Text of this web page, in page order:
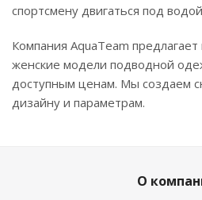
спортсмену двигаться под
Компания AquaTeam
женские модели подводной
доступным ценам. Мы создаем
дизайну и параметрам.
О